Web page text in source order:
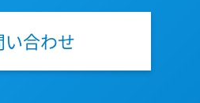
い合わせ